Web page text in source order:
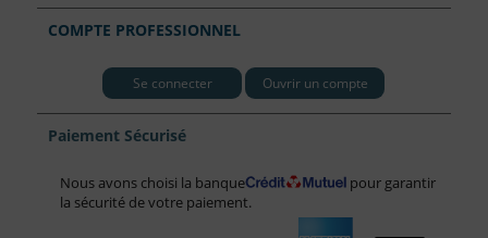
COMPTE PROFESSIONNEL
Se connecter Ouvrir un compte
Paiement Sécurisé
Nous avons choisi la banque
pour garantir
la sécurité de votre paiement.